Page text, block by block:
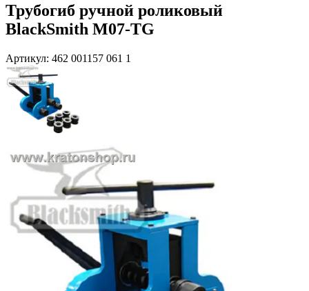
Трубогиб ручной роликовый
BlackSmith M07-TG
Артикул: 462 001157 061 1